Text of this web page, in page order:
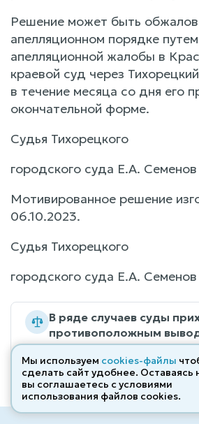
Решение может быть
апелляционном порядке
апелляционной жалобы в
краевой суд через
в течение месяца со дня его
окончательной форме.
Судья Тихорецкого
городского суда Е.А. Семенов
Мотивированное решение
06.10.2023.
Судья Тихорецкого
городского суда Е.А. Семенов
В ряде случаев суды
противоположным
Актуальная практика
Мы используем cookies-файлы
сделать сайт удобнее. Оставаясь
вы соглашаетесь с условиями
использования файлов cооkies.